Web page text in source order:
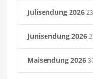
Julisendung 2026
Junisendung 2026
Maisendung 2026